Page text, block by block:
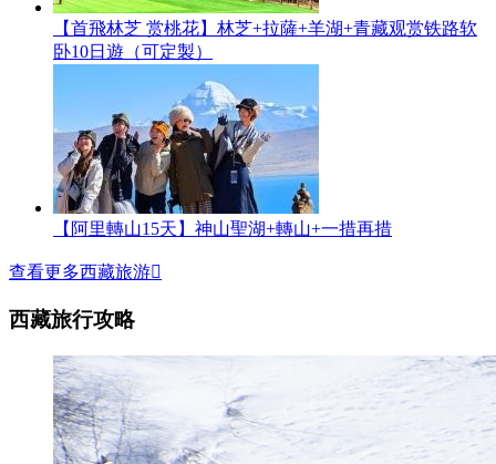
【首飛林芝 赏桃花】林芝+拉薩+羊湖+青藏观赏铁路软
卧10日遊（可定製）
【阿里轉山15天】神山聖湖+轉山+一措再措
查看更多西藏旅游
西藏旅行攻略